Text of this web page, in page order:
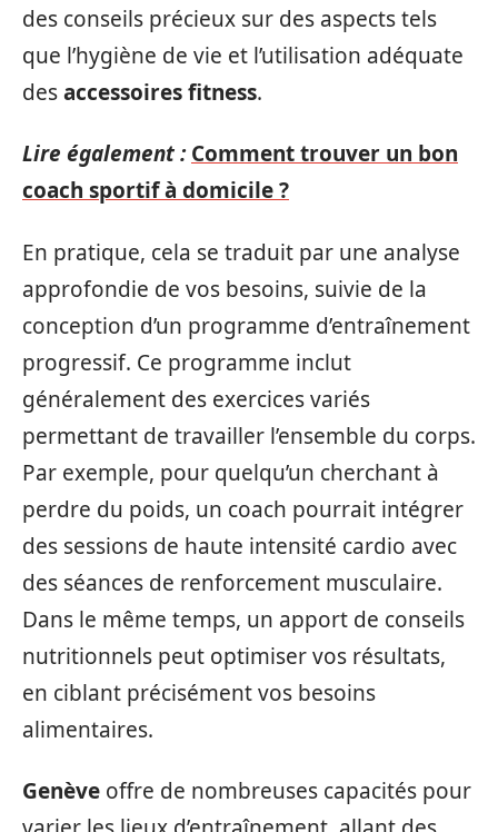
des conseils précieux sur des aspects tels
que l’hygiène de vie et l’utilisation adéquate
desaccessoires fitness.
Lire également : Comment trouver un bon
coach sportif à domicile ?
En pratique, cela se traduit par une analyse
approfondie de vos besoins, suivie de la
conception d’un programme d’entraînement
progressif. Ce programme inclut
généralement des exercices variés
permettant de travailler l’ensemble du corps.
Par exemple, pour quelqu’un cherchant à
perdre du poids, un coach pourrait intégrer
des sessions de haute intensité cardio avec
des séances de renforcement musculaire.
Dans le même temps, un apport de conseils
nutritionnels peut optimiser vos résultats,
en ciblant précisément vos besoins
alimentaires.
Genève offre de nombreuses capacités pour